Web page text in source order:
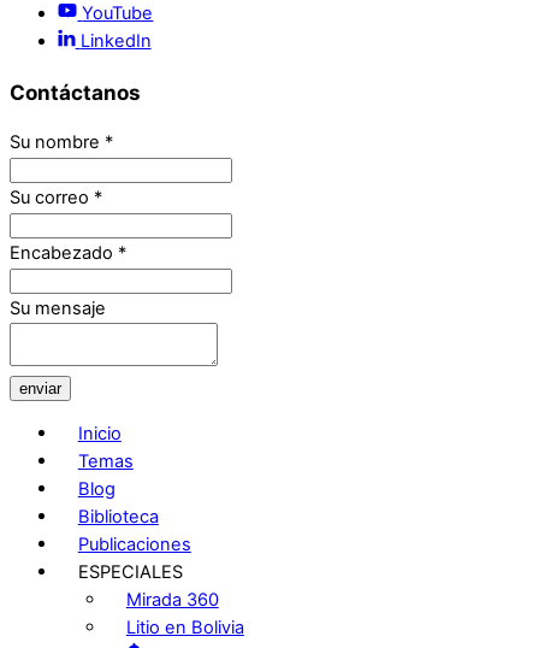
YouTube
LinkedIn
Contáctanos
Su nombre *
Su correo *
Encabezado *
Su mensaje
enviar
Inicio
Temas
Blog
Biblioteca
Publicaciones
ESPECIALES
Mirada 360
Litio en Bolivia